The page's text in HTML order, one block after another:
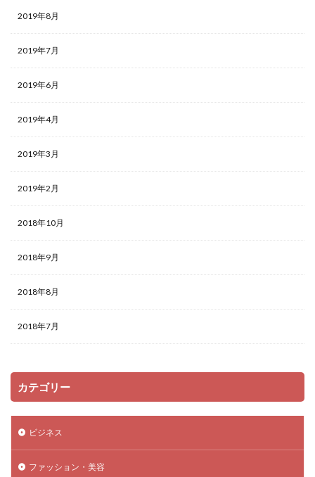
2019年8月
2019年7月
2019年6月
2019年4月
2019年3月
2019年2月
2018年10月
2018年9月
2018年8月
2018年7月
カテゴリー
ビジネス
ファッション・美容